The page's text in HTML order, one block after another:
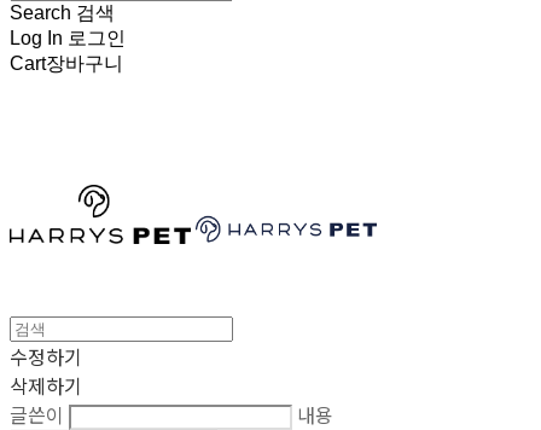
Search 검색
Log In 로그인
Cart장바구니
수정하기
삭제하기
글쓴이
내용